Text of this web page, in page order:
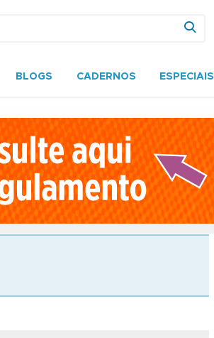
BLOGS CADERNOS ESPECIAIS